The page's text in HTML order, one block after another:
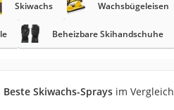
Koffer
Nachtsichtgerät
Vibrationsplatte
Skiwachs Wachsbügeleisen
Beheizbare Skihandschuhe
Beste Skiwachs-Sprays im Vergleich